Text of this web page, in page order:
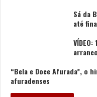
Sá da
até
“Bela e Doce Afurada”, o
afuradenses